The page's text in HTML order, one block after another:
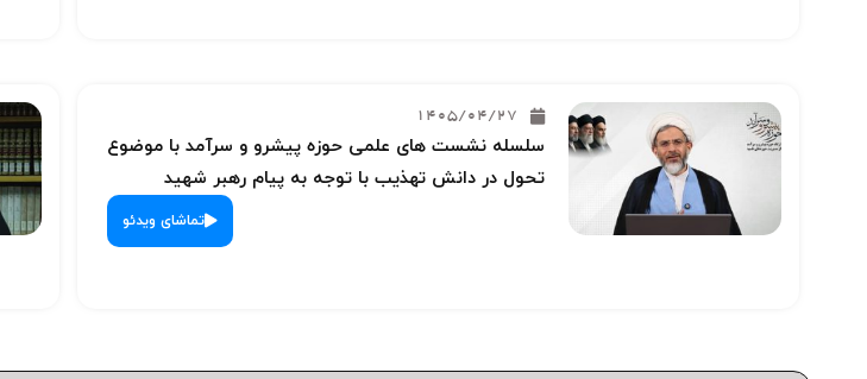
1405/04/27
سلسله نشست های علمی حوزه پیشرو و سرآمد با موضوع
تحول در دانش تهذیب با توجه به پیام رهبر شهید
تماشای ویدئو